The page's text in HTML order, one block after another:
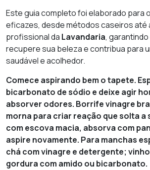
Este guia completo foi elaborado para
eficazes, desde métodos caseiros até
profissional da Lavandaria,
recupere sua beleza e contribua para
saudável e acolhedor.
Comece aspirando bem o tapete.
bicarbonato de sódio e deixe agir
absorver odores. Borrife vinagre
morna para criar reação que solta a
com escova macia, absorva com
aspire novamente. Para manchas
chá com vinagre e detergente;
gordura com amido ou bicarbonato.